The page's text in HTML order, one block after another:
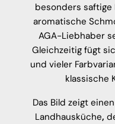
besonders saftige
aromatische
AGA-Liebhaber
Gleichzeitig fügt
und vieler
klassische
Das Bild zeigt
Landhausküche,